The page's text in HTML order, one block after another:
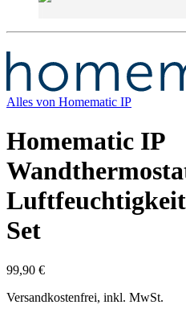
Alles von Homematic IP
Homematic IP
Set
99,90 €
Versandkostenfrei, inkl. MwSt.